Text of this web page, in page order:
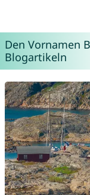
Den Vornamen
Blogartikeln